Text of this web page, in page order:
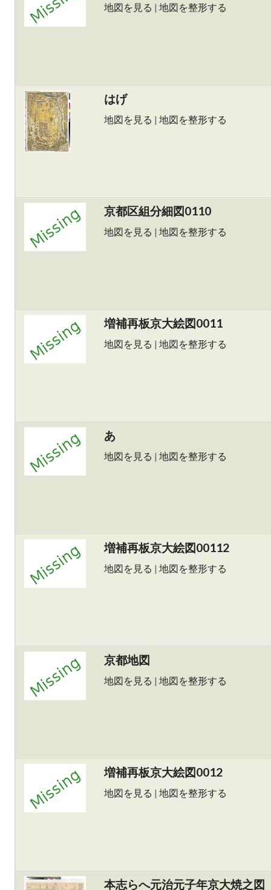
地図を見る | 地図を整形する
はげ
地図を見る | 地図を整形する
京都区組分細図0110
地図を見る | 地図を整形する
増補再板京大絵図0011
地図を見る | 地図を整形する
あ
地図を見る | 地図を整形する
増補再板京大絵図00112
地図を見る | 地図を整形する
京都地図
地図を見る | 地図を整形する
増補再板京大絵図0012
地図を見る | 地図を整形する
本志らへ元治元子年京大焼之図